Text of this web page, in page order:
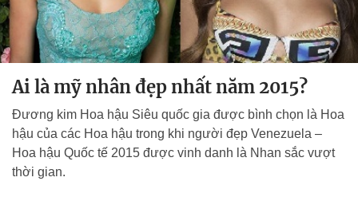
Ai là mỹ nhân đẹp nhất năm 2015?
Đương kim Hoa hậu Siêu quốc gia được bình chọn là Hoa
hậu của các Hoa hậu trong khi người đẹp Venezuela –
Hoa hậu Quốc tế 2015 được vinh danh là Nhan sắc vượt
thời gian.